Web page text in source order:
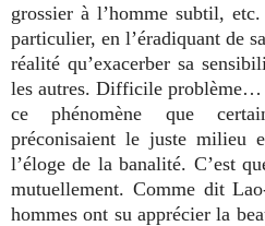
grossier à l’hommesubtil,
particulier, en l’éradiquant de sa
réalité qu’exacerber sa
les autres. Difficile problème…
cephénomène que
préconisaient le juste milieu
l’éloge de la banalité. C’est
mutuellement. Comme dit
hommesont su apprécier la